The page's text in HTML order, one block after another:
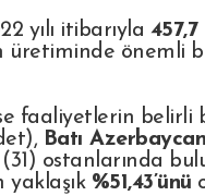
yılı itibarıyla
üretiminde önemli
faaliyetlerin belirli
Batı Azerbaycan
(31) ostanlarında
yaklaşık %51,43’ünü